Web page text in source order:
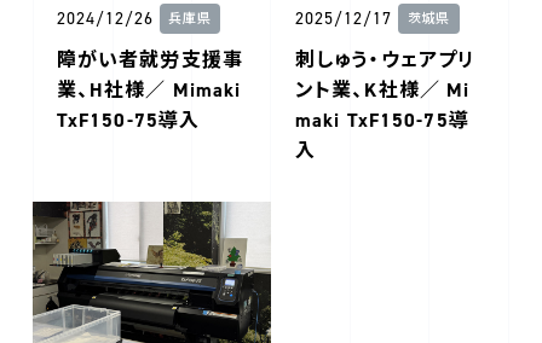
2024/12/26 兵庫県
障がい者就労支援事
業、H社様／ Mimaki
TxF150-75導入
2025/12/17 茨城県
刺しゅう・ウェアプリ
ント業、K社様／ Mi
maki TxF150-75導
入